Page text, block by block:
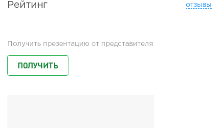
Рейтинг отзывы
Получить презентацию от представителя
ПОЛУЧИТЬ